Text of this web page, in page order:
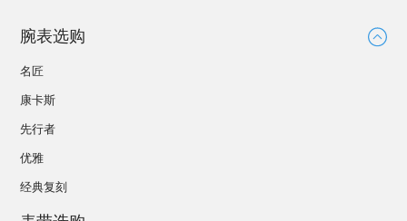
腕表选购
名匠
康卡斯
先行者
优雅
经典复刻